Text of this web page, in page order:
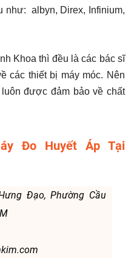
như: albyn, Direx, Infinium,
Khoa thì đều là các bác sĩ
các thiết bị máy móc. Nên
được đảm bảo về chất
Đo Huyết Áp Tại
Đạo, Phường Cầu